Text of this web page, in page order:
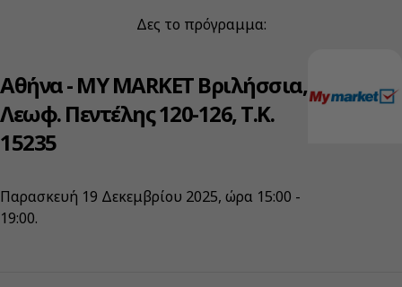
Δες το πρόγραμμα:
Αθήνα - ΜΥ ΜARKET Βριλήσσια,
Λεωφ. Πεντέλης 120-126, Τ.Κ.
15235
Παρασκευή 19 Δεκεμβρίου 2025, ώρα 15:00 -
19:00.